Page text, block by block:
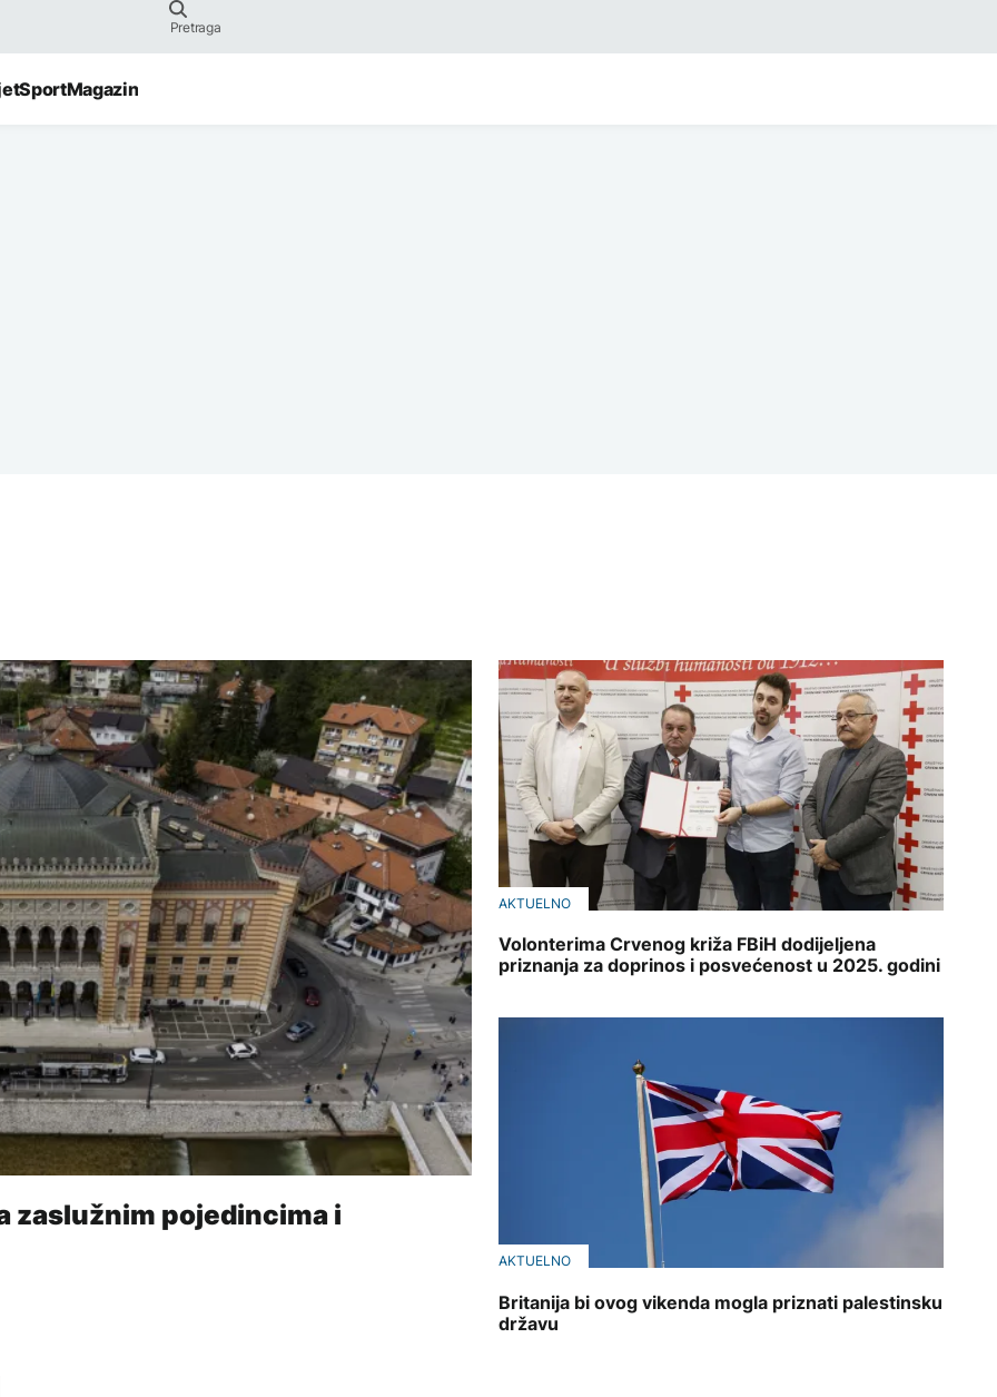
SportMagazin
zaslužnim pojedincima i
AKTUELNO
Volonterima Crvenog križa FBiH dodijeljena
priznanja za doprinos i posvećenost u 2025. godini
AKTUELNO
Britanija bi ovog vikenda mogla priznati palestinsku
državu